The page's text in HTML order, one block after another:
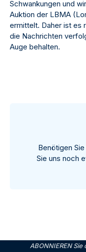
Schwankungen und
Auktion der LBMA
ermittelt. Daher ist es
die Nachrichten
Auge behalten.
Benötigen
Sie uns noch
ABONNIEREN